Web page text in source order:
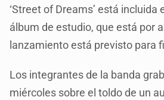
‘Street of Dreams’ está incluida
álbum de estudio, que está por
lanzamiento está previsto para
Los integrantes de la banda
miércoles sobre el toldo de un